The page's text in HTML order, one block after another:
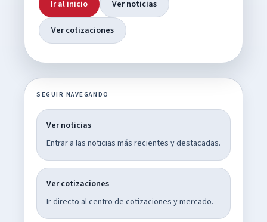
Ir al inicio Ver noticias
Ver cotizaciones
SEGUIR NAVEGANDO
Ver noticias
Entrar a las noticias más recientes y destacadas.
Ver cotizaciones
Ir directo al centro de cotizaciones y mercado.